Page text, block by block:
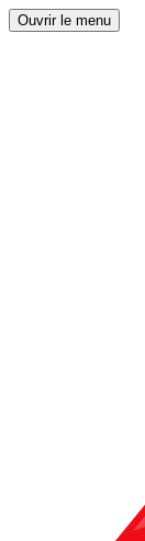
Ouvrir le menu